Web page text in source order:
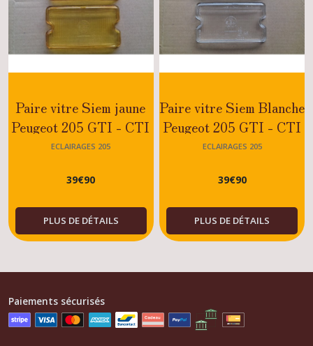
Paire vitre Siem jaune
Peugeot 205 GTI - CTI
- DTURBO - XS
ECLAIRAGES 205
39€90
PLUS DE DÉTAILS
Paire vitre Siem Blanche
Peugeot 205 GTI - CTI
- DTURBO - XS
ECLAIRAGES 205
39€90
PLUS DE DÉTAILS
Paiements sécurisés